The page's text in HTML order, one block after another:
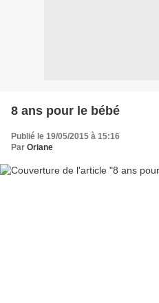
8 ans pour le bébé
Publié le 19/05/2015 à 15:16
Par Oriane